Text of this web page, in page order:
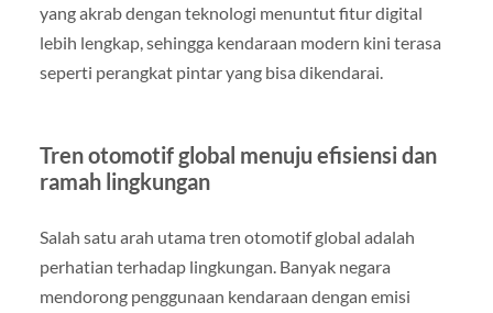
yang akrab dengan teknologi menuntut fitur digital
lebih lengkap, sehingga kendaraan modern kini terasa
seperti perangkat pintar yang bisa dikendarai.
Tren otomotif global menuju efisiensi dan
ramah lingkungan
Salah satu arah utama tren otomotif global adalah
perhatian terhadap lingkungan. Banyak negara
mendorong penggunaan kendaraan dengan emisi